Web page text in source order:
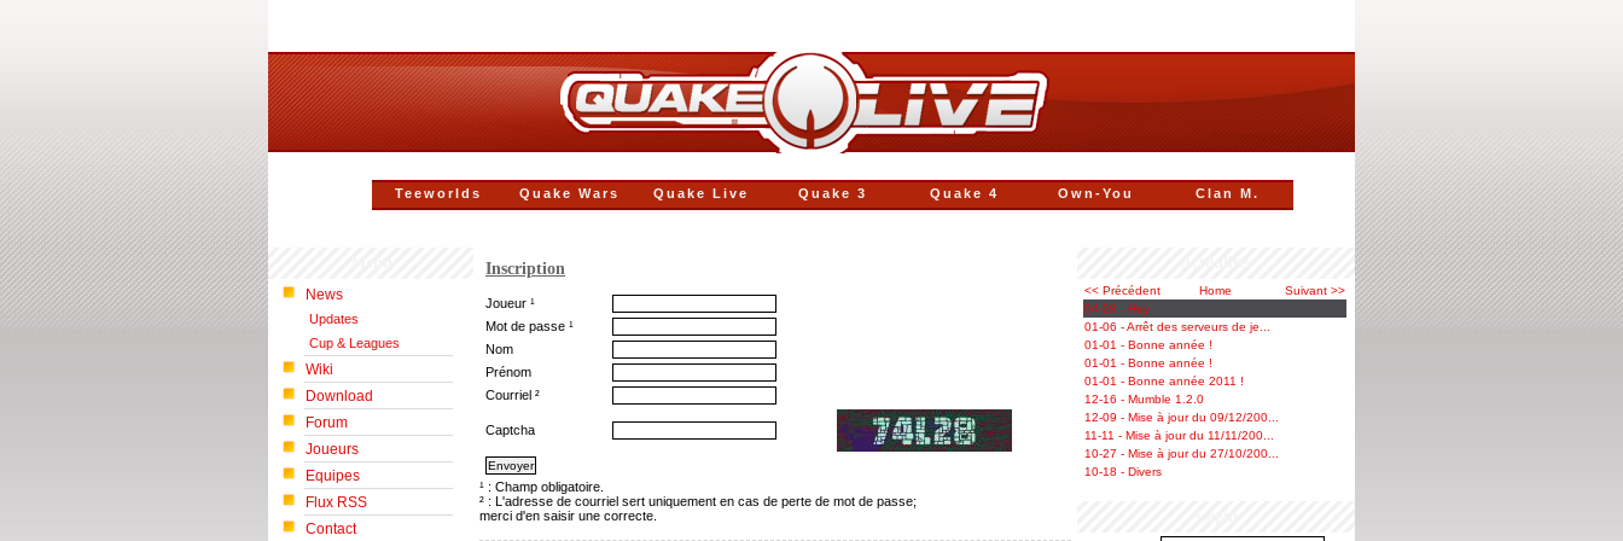
Clan M.
Own-You
Quake 4
Quake 3
Quake Live
Quake Wars
Teeworlds
News
Updates
Cup & Leagues
Wiki
Download
Forum
Joueurs
Equipes
Flux RSS
Contact
<< Précédent Home
Suivant >>
04-28 - Hey
01-06 - Arrêt des serveurs de je...
01-01 - Bonne année !
01-01 - Bonne année !
01-01 - Bonne année 2011 !
12-16 - Mumble 1.2.0
12-09 - Mise à jour du 09/12/200...
11-11 - Mise à jour du 11/11/200...
10-27 - Mise à jour du 27/10/200...
10-18 - Divers
Inscription
Joueur ¹
Mot de passe ¹
Nom
Prénom
Courriel ²
Captcha
¹ : Champ obligatoire.
² : L'adresse de courriel sert uniquement en cas de perte de mot de passe;
merci d'en saisir une correcte.